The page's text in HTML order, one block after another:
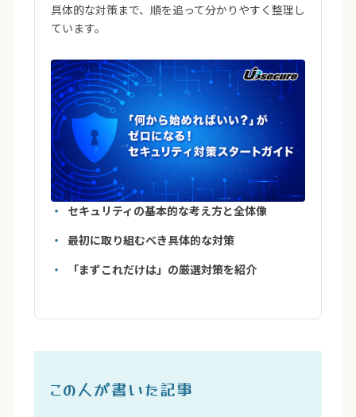
具体的な対策まで、順を追って分かりやすく整理し
ています。
セキュリティの基本的な考え方と全体像
最初に取り組むべき具体的な対策
「まずこれだけは」の厳選対策を紹介
この人が書いた記事